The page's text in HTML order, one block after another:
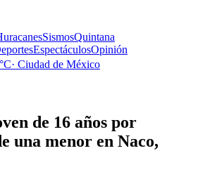
SismosQuintana
EspectáculosOpinión
°C· Ciudad de México
de 16 años por
una menor en Naco,